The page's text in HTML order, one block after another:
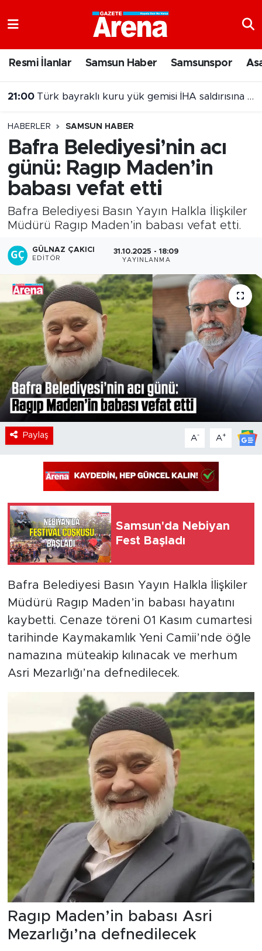
Resmi İlanlar Samsun Haber Samsunspor
21:00 Türk bayraklı kuru yük gemisi İHA saldırısına uğradı
HABERLER SAMSUN HABER
Bafra Belediyesi’nin acı
günü: Ragıp Maden’in
babası vefat etti
Bafra Belediyesi Basın Yayın Halkla İlişkiler
Müdürü Ragıp Maden’in babası vefat etti.
GÜLNAZ ÇAKICI
EDITÖR
31.10.2025 - 18:09
YAYINLANMA
Paylaş A- A+
Samsun'da Nebiyan
Fest Başladı
Bafra Belediyesi Basın Yayın Halkla İlişkiler
Müdürü Ragıp Maden’in babası hayatını
kaybetti. Cenaze töreni 01 Kasım cumartesi
tarihinde Kaymakamlık Yeni Camii’nde öğle
namazına müteakip kılınacak ve merhum
Asri Mezarlığı’na defnedilecek.
Ragıp Maden’in babası Asri
Mezarlığı’na defnedilecek
Samsun Namaz Vakitleri
Süper Lig Puan Durumu ve Fikstür
Tüm Manşetler
Son Dakika Haberleri
Haber Arşivi